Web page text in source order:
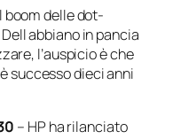
boom delle dot-
abbiano in pancia
l’auspicio è che
successo dieci anni
– HP ha rilanciato